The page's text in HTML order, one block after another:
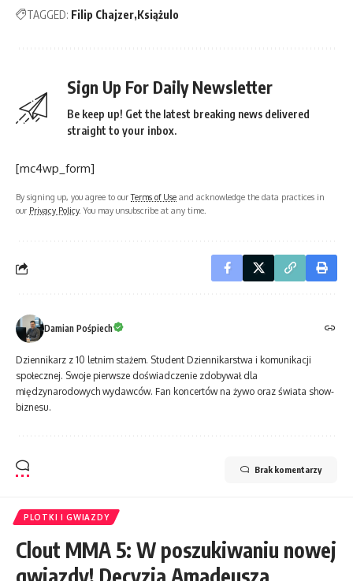
TAGGED: Filip Chajzer Książulo
Sign Up For Daily Newsletter
Be keep up! Get the latest breaking news delivered
straight to your inbox.
[mc4wp_form]
By signing up, you agree to ourTerms of Use and acknowledge the data practices in
our Privacy Policy. You may unsubscribe at any time.
Damian Pośpiech
Dziennikarz z 10 letnim stażem. Student Dziennikarstwa i komunikacji
społecznej. Swoje pierwsze doświadczenie zdobywał dla
międzynarodowych wydawców. Fan koncertów na żywo oraz świata show-
biznesu.
Brak komentarzy
PLOTKI I GWIAZDY
Clout MMA 5: W poszukiwaniu nowej